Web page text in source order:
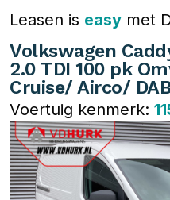
Leasen is easy met
Volkswagen
2.0 TDI 100 pk
Cruise/ Airco/
Voertuig kenmerk: